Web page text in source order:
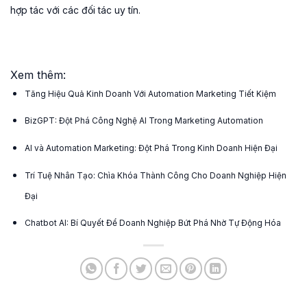
hợp tác với các đối tác uy tín.
Xem thêm:
Tăng Hiệu Quả Kinh Doanh Với Automation Marketing Tiết Kiệm
BizGPT: Đột Phá Công Nghệ AI Trong Marketing Automation
AI và Automation Marketing: Đột Phá Trong Kinh Doanh Hiện Đại
Trí Tuệ Nhân Tạo: Chìa Khóa Thành Công Cho Doanh Nghiệp Hiện
Đại
Chatbot AI: Bí Quyết Để Doanh Nghiệp Bứt Phá Nhờ Tự Động Hóa